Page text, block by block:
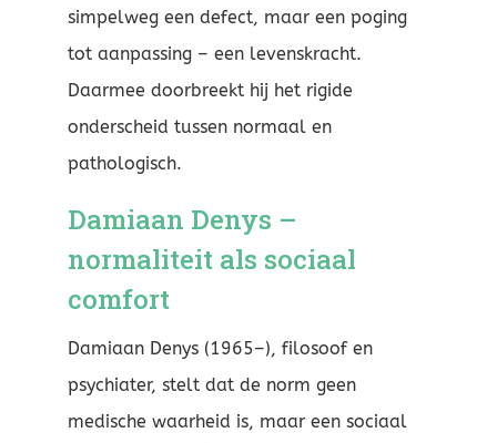
simpelweg een defect, maar een poging
tot aanpassing – een levenskracht.
Daarmee doorbreekt hij het rigide
onderscheid tussen normaal en
pathologisch.
Damiaan Denys –
normaliteit als sociaal
comfort
Damiaan Denys (1965–), filosoof en
psychiater, stelt dat de norm geen
medische waarheid is, maar een sociaal